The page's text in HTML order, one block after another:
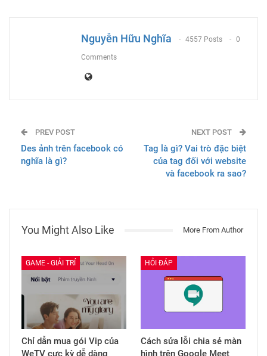
Nguyễn Hữu Nghĩa
Comments
PREV POST
Des ảnh trên facebook có
NEXT POST
Tag là gì? Vai trò đặc biệt
GAME - GIẢI TRÍ HỎI ĐÁP